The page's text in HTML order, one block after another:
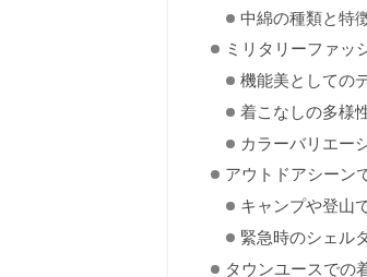
中綿の種類と特
ミリタリーファッ
機能美としての
着こなしの多様
カラーバリエー
アウトドアシーン
キャンプや登山
緊急時のシェル
タウンユースでの